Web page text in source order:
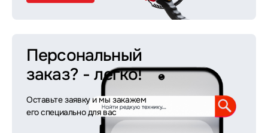
Персональный
заказ? - легко!
Оставьте заявку и мы закажем
его специально для вас